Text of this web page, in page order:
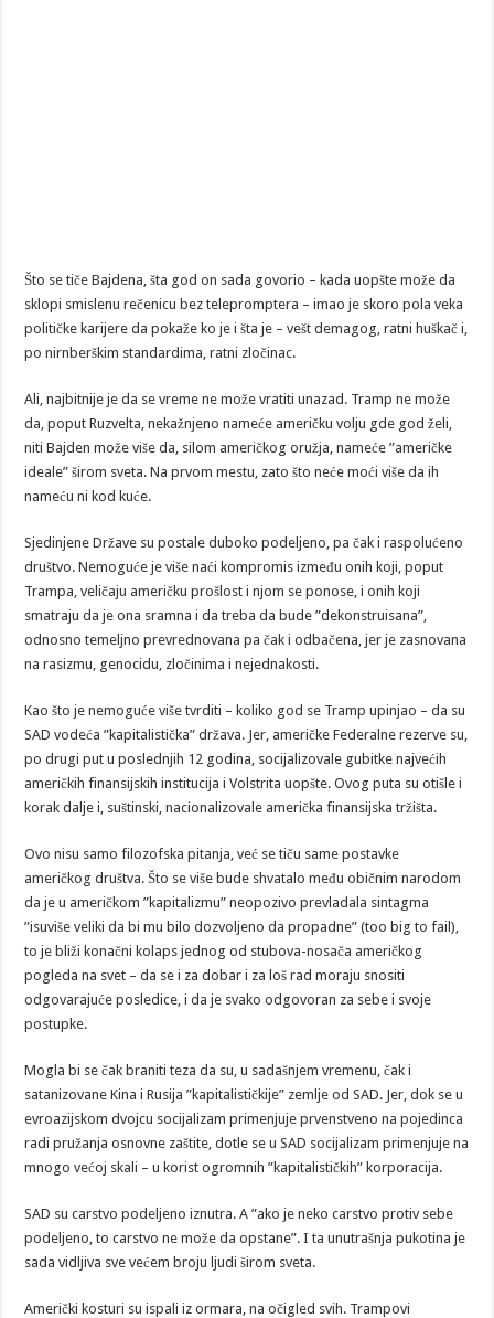
Što se tiče Bajdena, šta god on sada govorio – kada uopšte može da
sklopi smislenu rečenicu bez telepromptera – imao je skoro pola veka
političke karijere da pokaže ko je i šta je – vešt demagog, ratni huškač i,
po nirnberškim standardima, ratni zločinac.
Ali, najbitnije je da se vreme ne može vratiti unazad. Tramp ne može
da, poput Ruzvelta, nekažnjeno nameće američku volju gde god želi,
niti Bajden može više da, silom američkog oružja, nameće ”američke
ideale” širom sveta. Na prvom mestu, zato što neće moći više da ih
nameću ni kod kuće.
Sjedinjene Države su postale duboko podeljeno, pa čak i raspolućeno
društvo. Nemoguće je više naći kompromis između onih koji, poput
Trampa, veličaju američku prošlost i njom se ponose, i onih koji
smatraju da je ona sramna i da treba da bude ”dekonstruisana”,
odnosno temeljno prevrednovana pa čak i odbačena, jer je zasnovana
na rasizmu, genocidu, zločinima i nejednakosti.
Kao što je nemoguće više tvrditi – koliko god se Tramp upinjao – da su
SAD vodeća ”kapitalistička” država. Jer, američke Federalne rezerve su,
po drugi put u poslednjih 12 godina, socijalizovale gubitke najvećih
američkih finansijskih institucija i Volstrita uopšte. Ovog puta su otišle i
korak dalje i, suštinski, nacionalizovale američka finansijska tržišta.
Ovo nisu samo filozofska pitanja, već se tiču same postavke
američkog društva. Što se više bude shvatalo među običnim narodom
da je u američkom ”kapitalizmu” neopozivo prevladala sintagma
”isuviše veliki da bi mu bilo dozvoljeno da propadne” (too big to fail),
to je bliži konačni kolaps jednog od stubova-nosača američkog
pogleda na svet – da se i za dobar i za loš rad moraju snositi
odgovarajuće posledice, i da je svako odgovoran za sebe i svoje
postupke.
Mogla bi se čak braniti teza da su, u sadašnjem vremenu, čak i
satanizovane Kina i Rusija ”kapitalističkije” zemlje od SAD. Jer, dok se u
evroazijskom dvojcu socijalizam primenjuje prvenstveno na pojedinca
radi pružanja osnovne zaštite, dotle se u SAD socijalizam primenjuje na
mnogo većoj skali – u korist ogromnih ”kapitalističkih” korporacija.
SAD su carstvo podeljeno iznutra. A ”ako je neko carstvo protiv sebe
podeljeno, to carstvo ne može da opstane”. I ta unutrašnja pukotina je
sada vidljiva sve većem broju ljudi širom sveta.
Američki kosturi su ispali iz ormara, na očigled svih. Trampovi